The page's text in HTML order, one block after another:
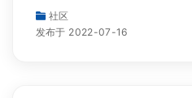
社区
发布于 2022-07-16